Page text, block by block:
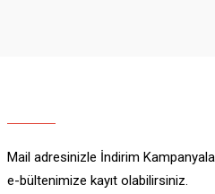
Bu ürüne benzer farklı alternatifler
Mail adresinizle İndirim
e-bültenimize kayıt olabilirsiniz.